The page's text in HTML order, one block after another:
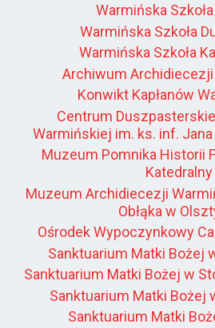
Warmińska
Warmińska Szkoła
Warmińska Szkoła
Archiwum
Konwikt Kapłanów
Centrum
Warmińskiej im. ks. inf.
Muzeum Pomnika Historii
Katedralny
Muzeum Archidiecezji
Obłąka w
Ośrodek Wypoczynkowy
Sanktuarium Matki Bożej
Sanktuarium Matki Bożej w
Sanktuarium Matki Bożej
Sanktuarium Matki